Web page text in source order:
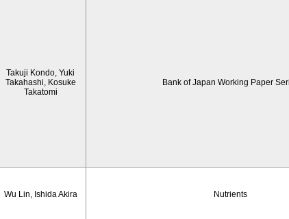
Takuji Kondo, Yuki
Takahashi, Kosuke
Takatomi
Bank of Japan Working Paper
Wu Lin, Ishida Akira Nutrients